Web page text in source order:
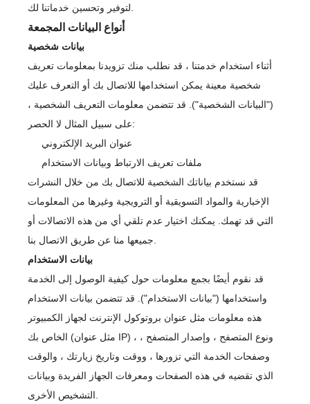
أنواع البيانات المجمعة
بيانات شخصية
أثناء استخدام خدمتنا ، قد نطلب منك تزويدنا بمعلومات تعريف
شخصية معينة يمكن استخدامها للاتصال بك أو التعرف عليك
("البيانات الشخصية"). قد تتضمن معلومات التعريف الشخصية ،
على سبيل المثال لا الحصر:
عنوان البريد الإلكتروني
ملفات تعريف الارتباط وبيانات الاستخدام
قد نستخدم بياناتك الشخصية للاتصال بك من خلال النشرات
الإخبارية والمواد التسويقية أو الترويجية وغيرها من المعلومات
التي قد تهمك. يمكنك اختيار عدم تلقي أي من هذه الاتصالات أو
بيانات الاستخدام
قد نقوم أيضًا بجمع معلومات حول كيفية الوصول إلى الخدمة
واستخدامها ("بيانات الاستخدام"). قد تتضمن بيانات الاستخدام
هذه معلومات مثل عنوان بروتوكول الإنترنت لجهاز الكمبيوتر
الخاص بك (مثل عنوان IP) ، ونوع المتصفح ، وإصدار المتصفح ،
وصفحات الخدمة التي تزورها ، ووقت وتاريخ زيارتك ، والوقت
الذي تقضيه في هذه الصفحات ومعرفات الجهاز الفريدة وبيانات